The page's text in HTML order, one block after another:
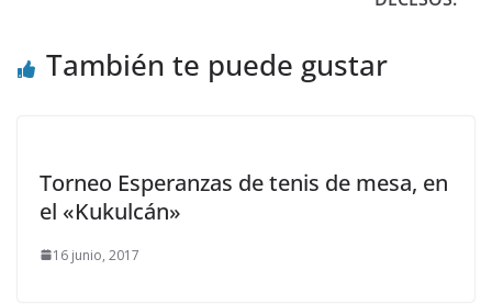
También te puede gustar
Torneo Esperanzas de tenis de mesa, en
el «Kukulcán»
16 junio, 2017